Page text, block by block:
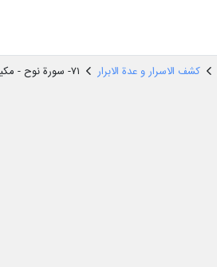
کشف الاسرار و عدة الابرار ۷۱- سورة نوح - مکیة